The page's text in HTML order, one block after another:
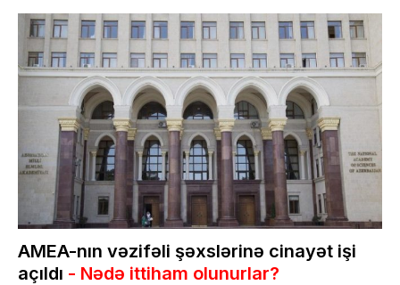
AMEA-nın vəzifəli şəxslərinə cinayət işi
açıldı - Nədə ittiham olunurlar?